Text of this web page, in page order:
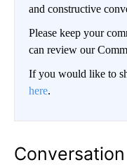
and constructive
Please keep your
can review our
If you would like to
here.
Conversation